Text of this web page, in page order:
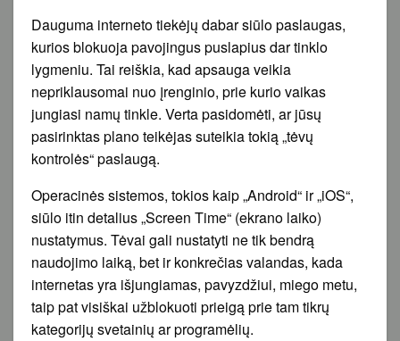
Dauguma interneto tiekėjų dabar siūlo paslaugas,
kurios blokuoja pavojingus puslapius dar tinklo
lygmeniu. Tai reiškia, kad apsauga veikia
nepriklausomai nuo įrenginio, prie kurio vaikas
jungiasi namų tinkle. Verta pasidomėti, ar jūsų
pasirinktas plano teikėjas suteikia tokią „tėvų
kontrolės“ paslaugą.
Operacinės sistemos, tokios kaip „Android“ ir „iOS“,
siūlo itin detalius „Screen Time“ (ekrano laiko)
nustatymus. Tėvai gali nustatyti ne tik bendrą
naudojimo laiką, bet ir konkrečias valandas, kada
internetas yra išjungiamas, pavyzdžiui, miego metu,
taip pat visiškai užblokuoti prieigą prie tam tikrų
kategorijų svetainių ar programėlių.